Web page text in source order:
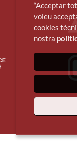
“Acceptar
voleu
cookies
nostra